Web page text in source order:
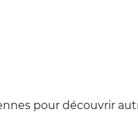
pour découvrir